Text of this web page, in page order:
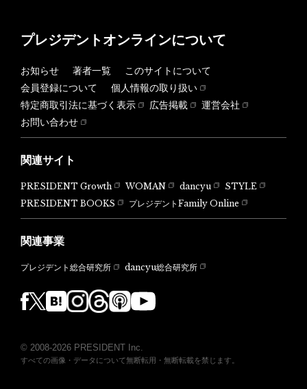
プレジデントオンラインについて
お知らせ 著者一覧
このサイトについて
会員登録について
個人情報の取り扱い
特定商取引法に基づく表示
広告掲載
運営会社
お問い合わせ
関連サイト
PRESIDENT Growth WOMAN dancyu
STYLE
PRESIDENT BOOKS
プレジデントFamily Online
関連事業
プレジデント総合研究所 dancyu総合研究所
© 2008-2026 PRESIDENT Inc.
すべての画像・データについて無断転用・無断転載を禁じます。